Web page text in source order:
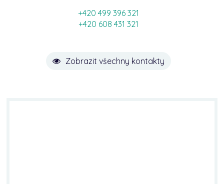
+420 499 396 321
+420 608 431 321
Zobrazit všechny kontakty